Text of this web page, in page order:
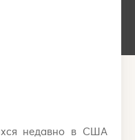
недавно в США